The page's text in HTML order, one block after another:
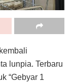
lunpia. Terbaru
“Gebyar 1